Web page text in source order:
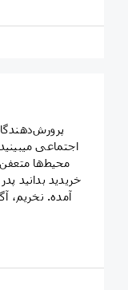
اجتماعی
محیط‌‌ها
خریدید بدانید
آمده. نخریم،